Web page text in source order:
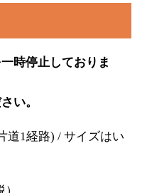
時停止しておりま
い。
1経路) / サイズはい